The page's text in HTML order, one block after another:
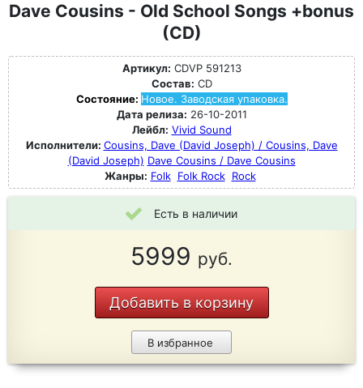
Dave Cousins - Old School Songs +bonus
(CD)
Артикул: CDVP 591213
Состав: CD
Состояние: Новое. Заводская упаковка.
Дата релиза: 26-10-2011
Лейбл: Vivid Sound
Исполнители: Cousins, Dave (David Joseph) / Cousins, Dave
(David Joseph) Dave Cousins / Dave Cousins
Жанры: Folk Folk Rock Rock
Есть в наличии
5999 руб.
Добавить в корзину
В избранное